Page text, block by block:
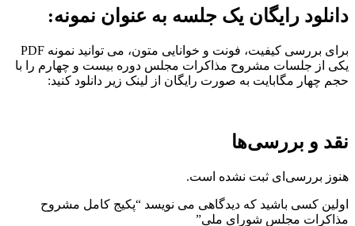
دانلود رایگان یک جلسه به عنوان نمونه:
برای بررسی کیفیت، فونت و خوانایی متون، می توانید نمونه PDF
یکی از جلسات مشروح مذاکرات مجلس دوره بیست و چهارم را با
حجم چهار مگابایت به صورت رایگان از لینک زیر دانلود کنید:
نقد و بررسی‌ها
هنوز بررسی‌ای ثبت نشده است.
اولین کسی باشید که دیدگاهی می نویسد “پکیج کامل مشروح
مذاکرات مجلس شورای ملی”